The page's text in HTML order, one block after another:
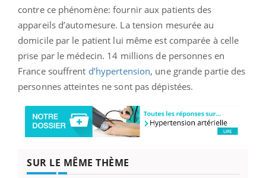
contre ce phénomène: fournir aux patients des
appareils d’automesure. La tension mesurée au
domicile par le patient lui même est comparée à celle
prise par le médecin. 14 millions de personnes en
France souffrent d’hypertension, une grande partie des
personnes atteintes ne sont pas dépistées.
SUR LE MÊME THÈME